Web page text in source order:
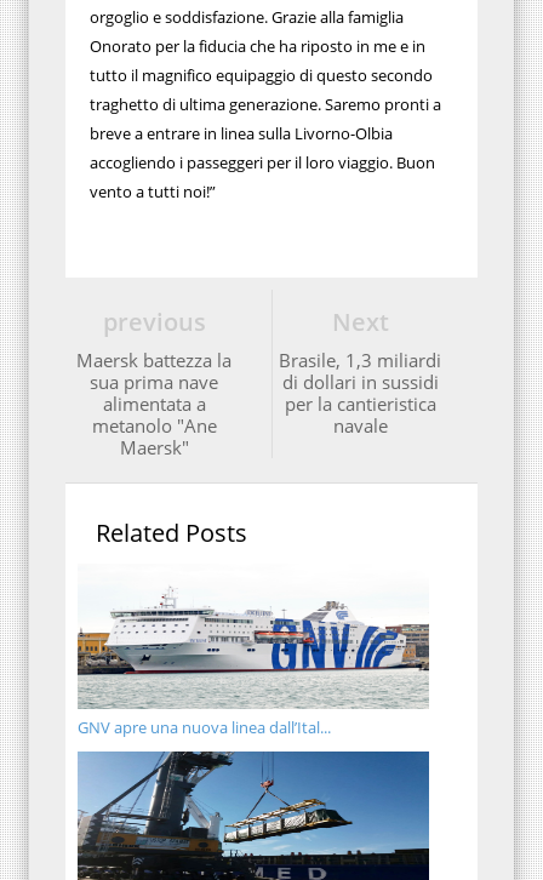
orgoglio e soddisfazione. Grazie alla famiglia
Onorato per la fiducia che ha riposto in me e in
tutto il magnifico equipaggio di questo secondo
traghetto di ultima generazione. Saremo pronti a
breve a entrare in linea sulla Livorno-Olbia
accogliendo i passeggeri per il loro viaggio. Buon
vento a tutti noi!”
Next
Brasile, 1,3 miliardi
di dollari in sussidi
per la cantieristica
navale
previous
Maersk battezza la
sua prima nave
alimentata a
metanolo "Ane
Maersk"
Related Posts
GNV apre una nuova linea dall’Ital...